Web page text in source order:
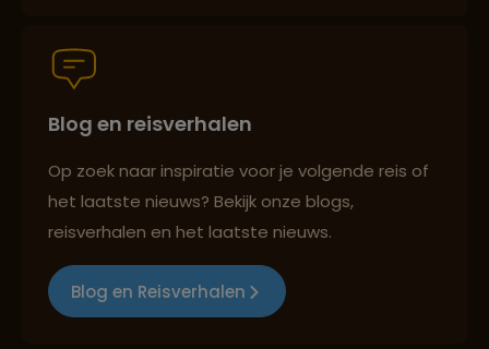
Best beoordeelde reisroutes
Reizen met oog voor mens, cultuur en milieu
Blog en reisverhalen
Op zoek naar inspiratie voor je volgende reis of
het laatste nieuws? Bekijk onze blogs,
reisverhalen en het laatste nieuws.
Blog en Reisverhalen